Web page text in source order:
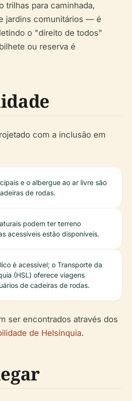
para caminhada,
jardins comunitários — é
o "direito de todos"
ou reserva é
com a inclusão em
e o albergue ao ar livre são
de rodas.
podem ter terreno
acessíveis estão disponíveis.
é acessível; o Transporte da
(HSL) oferece viagens
de cadeiras de rodas.
ser encontrados através dos
de Helsínquia.